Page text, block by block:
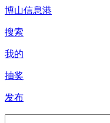
博山信息港
搜索
我的
抽奖
发布